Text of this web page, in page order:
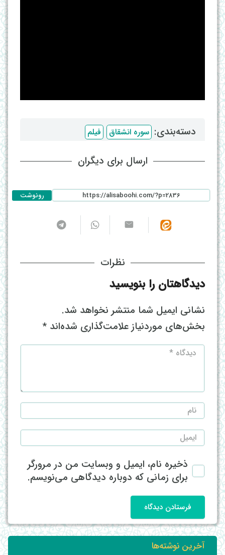
دسته‌بندی: ‌سوره انشقاق فیلم
ارسال برای دیگران
رونوشت
نظرات
دیدگاهتان را بنویسید
نشانی ایمیل شما منتشر نخواهد شد.
بخش‌های موردنیاز علامت‌گذاری شده‌اند *
ذخیره نام، ایمیل و وبسایت من در مرورگر
برای زمانی که دوباره دیدگاهی می‌نویسم.
فرستادن دیدگاه
آخرین نوشته‌ها